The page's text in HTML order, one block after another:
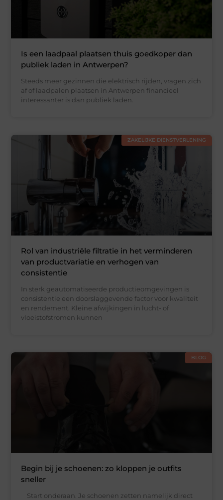
Is een laadpaal plaatsen thuis goedkoper dan
publiek laden in Antwerpen?
Steeds meer gezinnen die elektrisch rijden, vragen zich
af of laadpalen plaatsen in Antwerpen financieel
interessanter is dan publiek laden.
ZAKELIJKE DIENSTVERLENING
Rol van industriële filtratie in het verminderen
van productvariatie en verhogen van
consistentie
In sterk geautomatiseerde productieomgevingen is
consistentie een doorslaggevende factor voor kwaliteit
en rendement. Kleine afwijkingen in lucht- of
vloeistofstromen kunnen
BLOG
Begin bij je schoenen: zo kloppen je outfits
sneller
Start onderaan. Je schoenen zetten namelijk direct